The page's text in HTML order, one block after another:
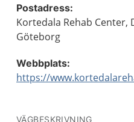
Postadress:
Kortedala Rehab Center,
Göteborg
Webbplats:
https://
VÄGBESKRIVNING